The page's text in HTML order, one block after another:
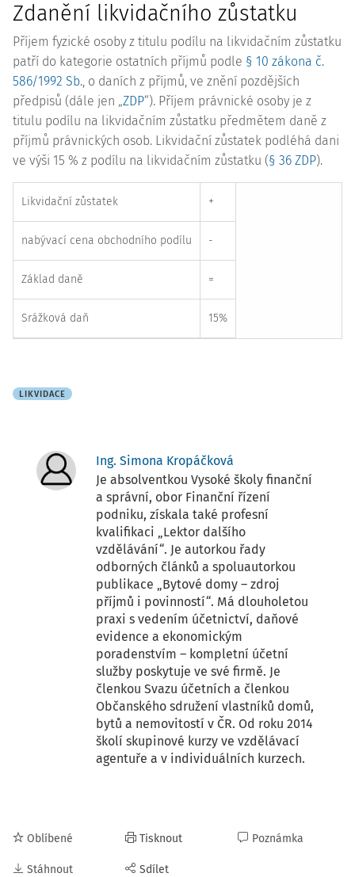
Zdanění likvidačního zůstatku
Příjem fyzické osoby z titulu podílu na likvidačním zůstatku
patří do kategorie ostatních příjmů podle § 10 zákona č.
586/1992 Sb., o daních z příjmů, ve znění pozdějších
předpisů (dále jen „ZDP“). Příjem právnické osoby je z
titulu podílu na likvidačním zůstatku předmětem daně z
příjmů právnických osob. Likvidační zůstatek podléhá dani
ve výši 15 % z podílu na likvidačním zůstatku (§ 36 ZDP).
Likvidační zůstatek +
nabývací cena obchodního podílu -
Základ daně =
Srážková daň 15%
LIKVIDACE
Ing. Simona Kropáčková
Je absolventkou Vysoké školy finanční
a správní, obor Finanční řízení
podniku, získala také profesní
kvalifikaci „Lektor dalšího
vzdělávání“. Je autorkou řady
odborných článků a spoluautorkou
publikace „Bytové domy – zdroj
příjmů i povinností“. Má dlouholetou
praxi s vedením účetnictví, daňové
evidence a ekonomickým
poradenstvím – kompletní účetní
služby poskytuje ve své firmě. Je
členkou Svazu účetních a členkou
Občanského sdružení vlastníků domů,
bytů a nemovitostí v ČR. Od roku 2014
školí skupinové kurzy ve vzdělávací
agentuře a v individuálních kurzech.
Oblíbené
Stáhnout
Tisknout
Sdílet
Poznámka